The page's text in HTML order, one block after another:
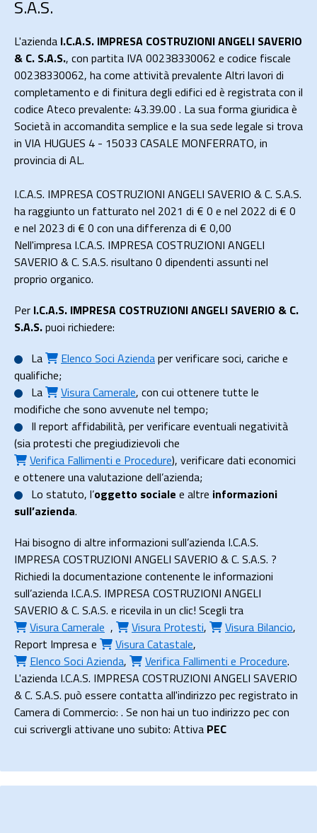
S.A.S.
L'azienda I.C.A.S. IMPRESA COSTRUZIONI ANGELI SAVERIO
& C. S.A.S., con partita IVA 00238330062 e codice fiscale
00238330062, ha come attività prevalente Altri lavori di
completamento e di finitura degli edifici ed è registrata con il
codice Ateco prevalente: 43.39.00 . La sua forma giuridica è
Società in accomandita semplice e la sua sede legale si trova
in VIA HUGUES 4 - 15033 CASALE MONFERRATO, in
provincia di AL.
I.C.A.S. IMPRESA COSTRUZIONI ANGELI SAVERIO & C. S.A.S.
ha raggiunto un fatturato nel 2021 di € 0 e nel 2022 di € 0
e nel 2023 di € 0 con una differenza di € 0,00
Nell'impresa I.C.A.S. IMPRESA COSTRUZIONI ANGELI
SAVERIO & C. S.A.S. risultano 0 dipendenti assunti nel
proprio organico.
Per I.C.A.S. IMPRESA COSTRUZIONI ANGELI SAVERIO & C.
S.A.S.puoi richiedere:
La
Elenco Soci Aziendaper verificare soci, cariche e
qualifiche;
La
Visura Camerale, con cui ottenere tutte le
modifiche che sono avvenute nel tempo;
Il report affidabilità, per verificare eventuali negatività
(sia protesti che pregiudizievoli che
Verifica Fallimenti e Procedure), verificare dati economici
e ottenere una valutazione dell’azienda;
Lo statuto, l’oggetto sociale e altre informazioni
sull’azienda.
Hai bisogno di altre informazioni sull’azienda I.C.A.S.
IMPRESA COSTRUZIONI ANGELI SAVERIO & C. S.A.S. ?
Richiedi la documentazione contenente le informazioni
sull’azienda I.C.A.S. IMPRESA COSTRUZIONI ANGELI
SAVERIO & C. S.A.S. e ricevila in un clic! Scegli tra
Visura Camerale , Visura Protesti, Visura Bilancio,
Report Impresae Visura Catastale,
Elenco Soci Azienda, Verifica Fallimenti e Procedure.
L'azienda I.C.A.S. IMPRESA COSTRUZIONI ANGELI SAVERIO
& C. S.A.S. può essere contatta all'indirizzo pec registrato in
Camera di Commercio: . Se non hai un tuo indirizzo pec con
cui scrivergli attivane uno subito: Attiva PEC